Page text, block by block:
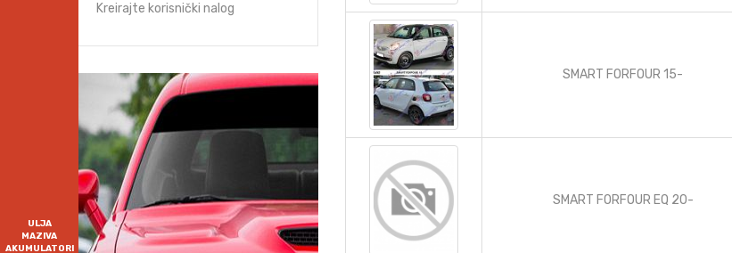
Kreirajte korisnički nalog
SMART FORFOUR 15-
SMART FORFOUR EQ 20-
ULJA
MAZIVA
AKUMULATORI